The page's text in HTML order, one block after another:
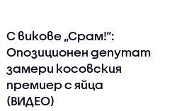
С викове „Срам!“:
Опозиционен депутат
замери косовския
премиер с яйца
(ВИДЕО)